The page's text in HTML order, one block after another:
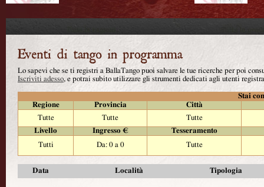
Lo sapevi che se ti registri a BallaTango puoi salvare le tue ricerche per poi
Iscriviti adesso, e potrai subito utilizzare gli strumenti dedicati agli utenti
Stai
Regione
Provincia
Città
Tutte
Tutte
Tutte
Livello
Ingresso €
Tesseramento
Tutti
Da: 0 a 0 Tutte
Data Località Tipologia